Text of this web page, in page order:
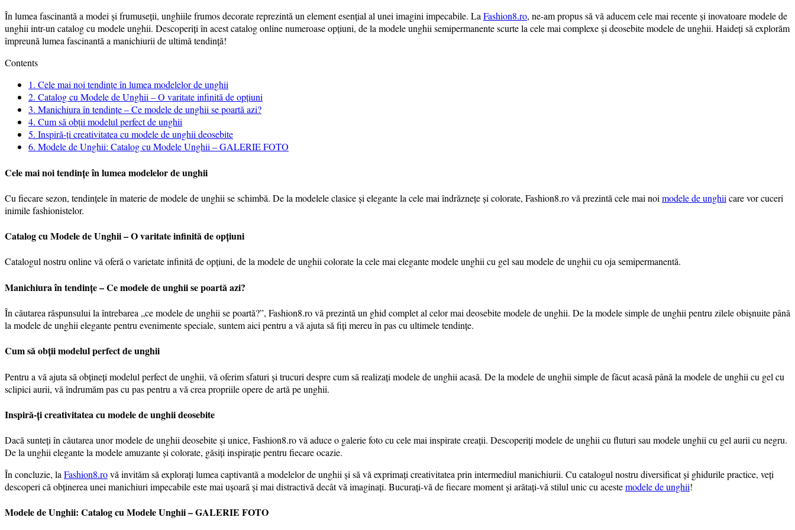
În lumea fascinantă a modei și frumuseții, unghiile frumos decorate reprezintă un element esențial al unei imagini impecabile. LaFashion8.ro, ne-am propus să vă aducem cele mai recente și inovatoare modele de
unghii intr-un catalog cu modele unghii. Descoperiți în acest catalog online numeroase opțiuni, de la modele unghii semipermanente scurte la cele mai complexe și deosebite modele de unghii. Haideți să explorăm
împreună lumea fascinantă a manichiurii de ultimă tendință!
Contents
1. Cele mai noi tendințe în lumea modelelor de unghii
2. Catalog cu Modele de Unghii – O varitate infinită de opțiuni
3. Manichiura în tendințe – Ce modele de unghii se poartă azi?
4. Cum să obții modelul perfect de unghii
5. Inspiră-ți creativitatea cu modele de unghii deosebite
6. Modele de Unghii: Catalog cu Modele Unghii – GALERIE FOTO
Cele mai noi tendințe în lumea modelelor de unghii
Cu fiecare sezon, tendințele în materie de modele de unghii se schimbă. De la modelele clasice și elegante la cele mai îndrăznețe și colorate, Fashion8.ro vă prezintă cele mai noi modele de unghii care vor cuceri
inimile fashionistelor.
Catalog cu Modele de Unghii – O varitate infinită de opțiuni
Catalogul nostru online vă oferă o varietate infinită de opțiuni, de la modele de unghii colorate la cele mai elegante modele unghii cu gel sau modele de unghii cu oja semipermanentă.
Manichiura în tendințe – Ce modele de unghii se poartă azi?
În căutarea răspunsului la întrebarea „ce modele de unghii se poartă?”, Fashion8.ro vă prezintă un ghid complet al celor mai deosebite modele de unghii. De la modele simple de unghii pentru zilele obișnuite până
la modele de unghii elegante pentru evenimente speciale, suntem aici pentru a vă ajuta să fiți mereu în pas cu ultimele tendințe.
Cum să obții modelul perfect de unghii
Pentru a vă ajuta să obțineți modelul perfect de unghii, vă oferim sfaturi și trucuri despre cum să realizați modele de unghii acasă. De la modele de unghii simple de făcut acasă până la modele de unghii cu gel cu
sclipici aurii, vă îndrumăm pas cu pas pentru a vă crea propriile opere de artă pe unghii.
Inspiră-ți creativitatea cu modele de unghii deosebite
Dacă sunteți în căutarea unor modele de unghii deosebite și unice, Fashion8.ro vă aduce o galerie foto cu cele mai inspirate creații. Descoperiți modele de unghii cu fluturi sau modele unghii cu gel aurii cu negru.
De la unghii elegante la modele amuzante și colorate, găsiți inspirație pentru fiecare ocazie.
În concluzie, la Fashion8.rovă invităm să explorați lumea captivantă a modelelor de unghii și să vă exprimați creativitatea prin intermediul manichiurii. Cu catalogul nostru diversificat și ghidurile practice, veți
descoperi că obținerea unei manichiuri impecabile este mai ușoară și mai distractivă decât vă imaginați. Bucurați-vă de fiecare moment și arătați-vă stilul unic cu acestemodele de unghii!
Modele de Unghii: Catalog cu Modele Unghii – GALERIE FOTO